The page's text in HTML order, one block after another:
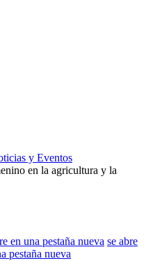
y Eventos
en la agricultura y la
en una pestaña nueva se abre
pestaña nueva